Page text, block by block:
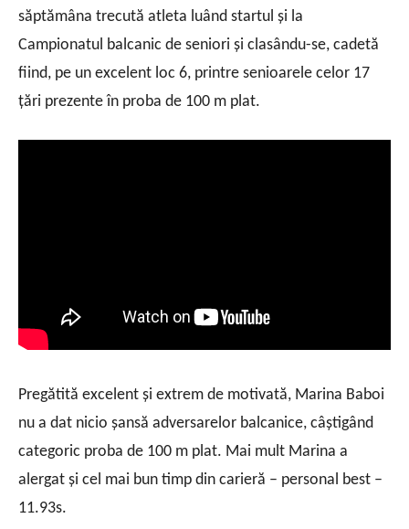
săptămâna trecută atleta luând startul și la
Campionatul balcanic de seniori și clasându-se, cadetă
fiind, pe un excelent loc 6, printre senioarele celor 17
țări prezente în proba de 100 m plat.
Pregătită excelent și extrem de motivată, Marina Baboi
nu a dat nicio șansă adversarelor balcanice, câștigând
categoric proba de 100 m plat. Mai mult Marina a
alergat și cel mai bun timp din carieră – personal best –
11.93s.